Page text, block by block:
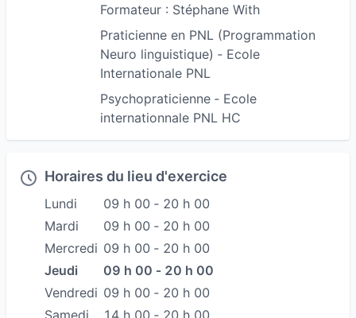
Formateur : Stéphane With
Praticienne en PNL (Programmation
Neuro linguistique) ‐ Ecole
Internationale PNL
Psychopraticienne ‐ Ecole
internationnale PNL HC
Horaires du lieu d'exercice
Lundi
09 h 00 ‐ 20 h 00
Mardi
09 h 00 ‐ 20 h 00
Mercredi 09 h 00 ‐ 20 h 00
Jeudi
09 h 00 ‐ 20 h 00
Vendredi 09 h 00 ‐ 20 h 00
Samedi
14 h 00 ‐ 20 h 00